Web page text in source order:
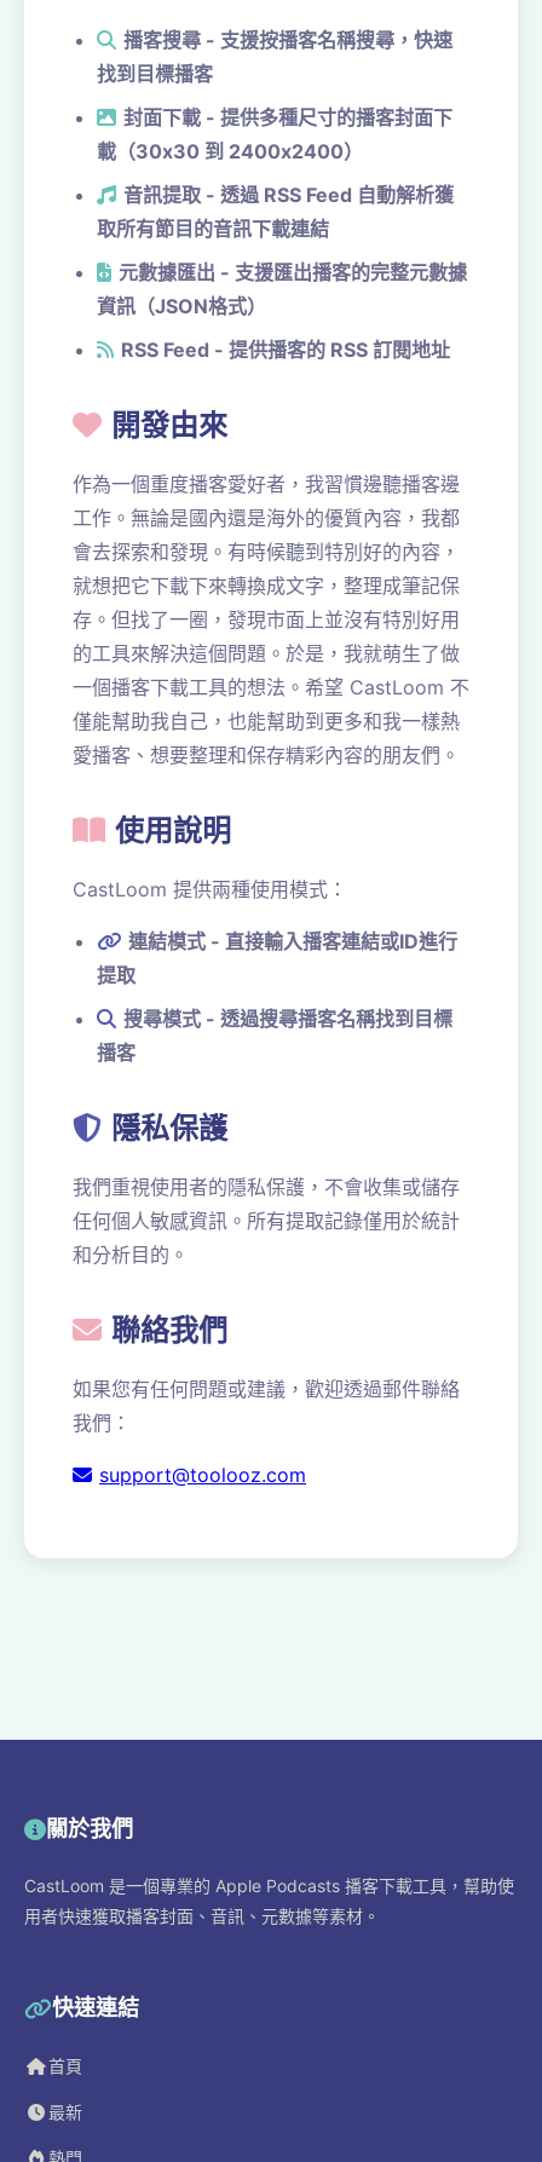
播客搜尋 - 支援按播客名稱搜尋，快速
找到目標播客
封面下載 - 提供多種尺寸的播客封面下
載（30x30 到 2400x2400）
音訊提取 - 透過 RSS Feed 自動解析獲
取所有節目的音訊下載連結
元數據匯出 - 支援匯出播客的完整元數據
資訊（JSON格式）
RSS Feed - 提供播客的 RSS 訂閱地址
開發由來
作為一個重度播客愛好者，我習慣邊聽播客邊
工作。無論是國內還是海外的優質內容，我都
會去探索和發現。有時候聽到特別好的內容，
就想把它下載下來轉換成文字，整理成筆記保
存。但找了一圈，發現市面上並沒有特別好用
的工具來解決這個問題。於是，我就萌生了做
一個播客下載工具的想法。希望 CastLoom 不
僅能幫助我自己，也能幫助到更多和我一樣熱
愛播客、想要整理和保存精彩內容的朋友們。
使用說明
CastLoom 提供兩種使用模式：
連結模式 - 直接輸入播客連結或ID進行
提取
搜尋模式 - 透過搜尋播客名稱找到目標
播客
隱私保護
我們重視使用者的隱私保護，不會收集或儲存
任何個人敏感資訊。所有提取記錄僅用於統計
和分析目的。
聯絡我們
如果您有任何問題或建議，歡迎透過郵件聯絡
我們：
support@toolooz.com
關於我們
CastLoom 是一個專業的 Apple Podcasts 播客下載工具，幫助使
用者快速獲取播客封面、音訊、元數據等素材。
快速連結
首頁
最新
熱門